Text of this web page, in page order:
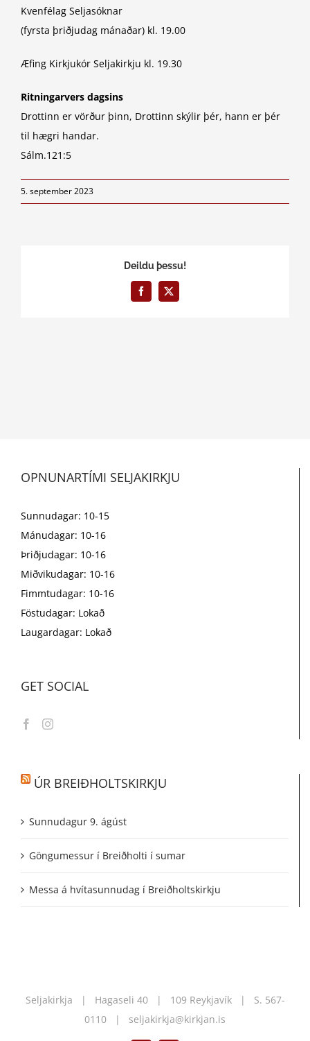
Kvenfélag Seljasóknar
(fyrsta þriðjudag mánaðar) kl. 19.00
Æfing Kirkjukór Seljakirkju kl. 19.30
Ritningarvers dagsins
Drottinn er vörður þinn, Drottinn skýlir þér, hann er þér
til hægri handar.
Sálm.121:5
5. september 2023
Deildu þessu!
Facebook
X
OPNUNARTÍMI SELJAKIRKJU
Sunnudagar: 10-15
Mánudagar: 10-16
Þriðjudagar: 10-16
Miðvikudagar: 10-16
Fimmtudagar: 10-16
Föstudagar: Lokað
Laugardagar: Lokað
GET SOCIAL
ÚR BREIÐHOLTSKIRKJU
Sunnudagur 9. ágúst
Göngumessur í Breiðholti í sumar
Messa á hvítasunnudag í Breiðholtskirkju
Seljakirkja | Hagaseli 40 | 109 Reykjavík | S. 567-
0110 | seljakirkja@kirkjan.is